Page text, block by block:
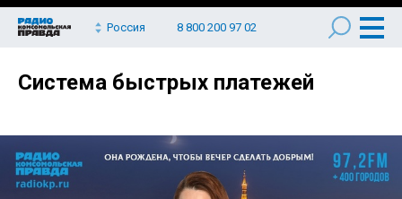
Россия 8 800 200 97 02
Система быстрых платежей